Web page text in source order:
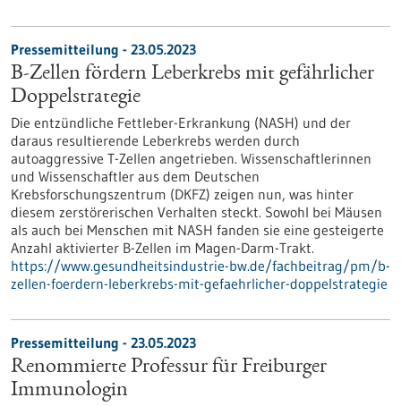
Pressemitteilung - 23.05.2023
B-Zellen fördern Leberkrebs mit gefährlicher
Doppelstrategie
Die entzündliche Fettleber-Erkrankung (NASH) und der
daraus resultierende Leberkrebs werden durch
autoaggressive T-Zellen angetrieben. Wissenschaftlerinnen
und Wissenschaftler aus dem Deutschen
Krebsforschungszentrum (DKFZ) zeigen nun, was hinter
diesem zerstörerischen Verhalten steckt. Sowohl bei Mäusen
als auch bei Menschen mit NASH fanden sie eine gesteigerte
Anzahl aktivierter B-Zellen im Magen-Darm-Trakt.
https://www.gesundheitsindustrie-bw.de/fachbeitrag/pm/b-
zellen-foerdern-leberkrebs-mit-gefaehrlicher-doppelstrategie
Pressemitteilung - 23.05.2023
Renommierte Professur für Freiburger
Immunologin